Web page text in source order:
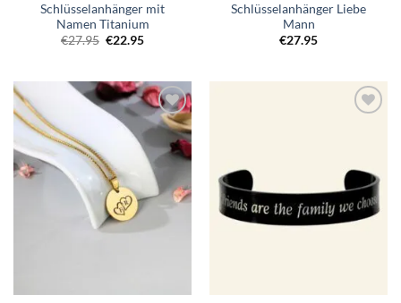
Schlüsselanhänger mit
Namen Titanium
€27.95 Ursprünglicher
€22.95Aktueller
Schlüsselanhänger Liebe
Mann
€27.95
Zur
Wunschliste
hinzufügen